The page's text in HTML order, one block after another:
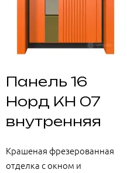
Панель 16
Норд КН 07
внутренняя
Крашеная фрезерованная
отделка с окном и